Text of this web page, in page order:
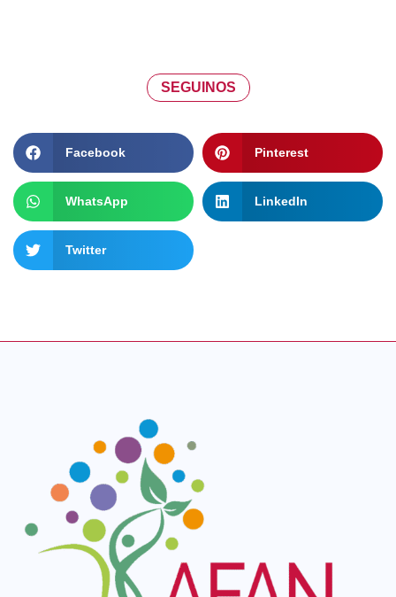
SEGUINOS
Facebook Pinterest
WhatsApp LinkedIn
Twitter